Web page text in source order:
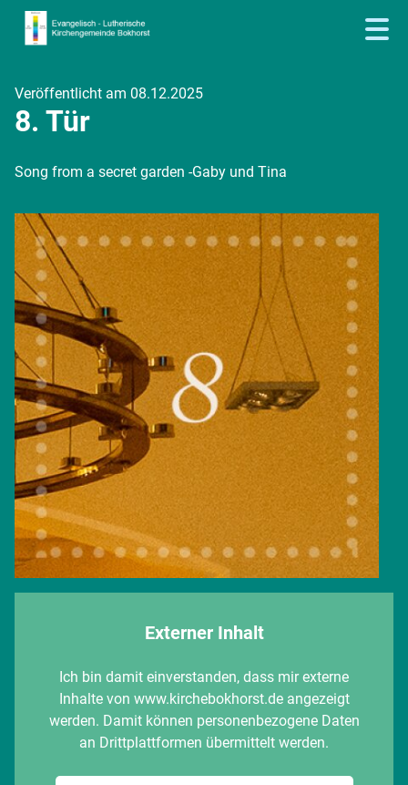
Veröffentlicht am 08.12.2025
8. Tür
Song from a secret garden -Gaby und Tina
Externer Inhalt
Ich bin damit einverstanden, dass mir externe
Inhalte von www.kirchebokhorst.de angezeigt
werden. Damit können personenbezogene Daten
an Drittplattformen übermittelt werden.